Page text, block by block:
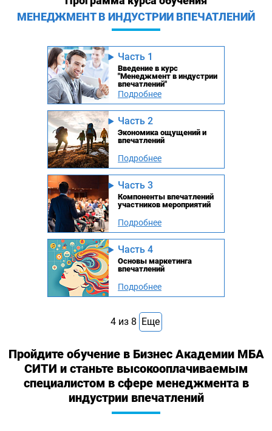
МЕНЕДЖМЕНТ В ИНДУСТРИИ ВПЕЧАТЛЕНИЙ
Часть 1
Введение в курс
"Менеджмент в индустрии
впечатлений"
Подробнее
Часть 2
Экономика ощущений и
впечатлений
Подробнее
Часть 3
Компоненты впечатлений
участников мероприятий
Подробнее
Часть 4
Основы маркетинга
впечатлений
Подробнее
4из 8 Еще
Пройдите обучение в Бизнес Академии МБА
СИТИ и станьте высокооплачиваемым
специалистом в сфере менеджмента в
индустрии впечатлений